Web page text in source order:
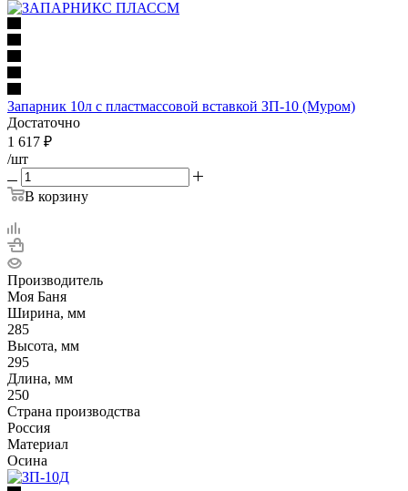
Запарник 10л с пластмассовой вставкой ЗП-10 (Муром)
Достаточно
1 617 ₽
/шт
В корзину
Производитель
Моя Баня
Ширина, мм
285
Высота, мм
295
Длина, мм
250
Страна производства
Россия
Материал
Осина